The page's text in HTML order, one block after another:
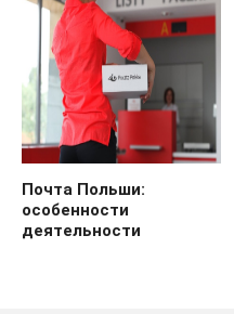
Почта Польши:
особенности
деятельности